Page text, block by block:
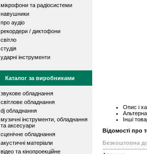
мікрофони та радіосистеми
навушники
про аудіо
рекордери / диктофони
світло
студія
ударні інструменти
Каталог за виробниками
звукове обладнання
світлове обладнання
dj обладнання
музичні інструменти, обладнання
та аксесуари
сценічне обладнання
акустичні матеріали
відео та кінопроекційне
Опис і
Інші
Відомості про
Безкоштовна